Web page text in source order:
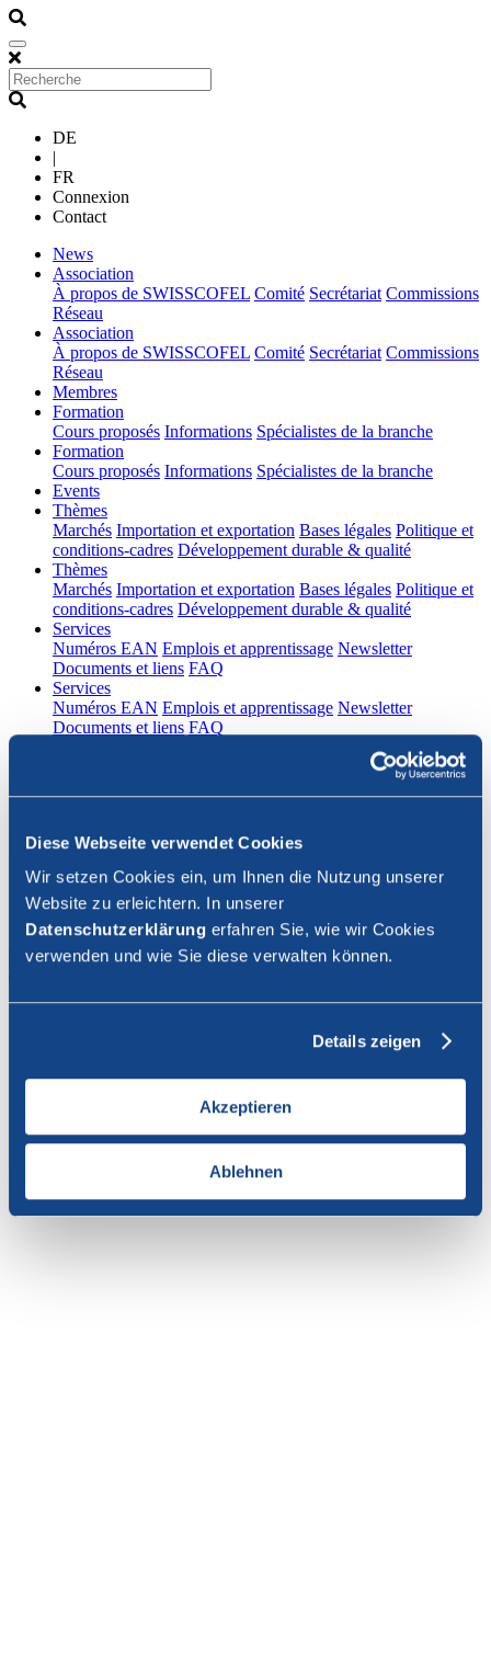
Diese Webseite verwendet Cookies
Wir setzen Cookies ein, um Ihnen die Nutzung unserer
Website zu erleichtern. In unserer
Datenschutzerklärung erfahren Sie, wie wir Cookies
verwenden und wie Sie diese verwalten können.
Details zeigen
Akzeptieren
Ablehnen
DE
|
FR
Connexion
Contact
News(current)
Association
À propos de SWISSCOFEL Comité Secrétariat Commissions
Réseau
Association
À propos de SWISSCOFEL Comité Secrétariat Commissions
Réseau
Membres(current)
Formation
Cours proposés Informations Spécialistes de la branche
Formation
Cours proposés Informations Spécialistes de la branche
Events(current)
Thèmes(current)
Marchés Importation et exportation Bases légales Politique et
conditions-cadres Développement durable & qualité
Thèmes(current)
Marchés Importation et exportation Bases légales Politique et
conditions-cadres Développement durable & qualité
Services(current)
Numéros EAN Emplois et apprentissage Newsletter
Documents et liens FAQ
Services(current)
Numéros EAN Emplois et apprentissage Newsletter
Documents et liens FAQ
FR
Connexion
Fermer la recherche
En tant que membre de SWISSCOFEL, vous pouvez vous
connecter avec votre nom d'utilisateur et le mot de passe pour
accéder au contenu de cette page.
Si vous n'avez pas encore d'accès, vous pouvez demander par e-mail
votre login personnel ausecrétariat.